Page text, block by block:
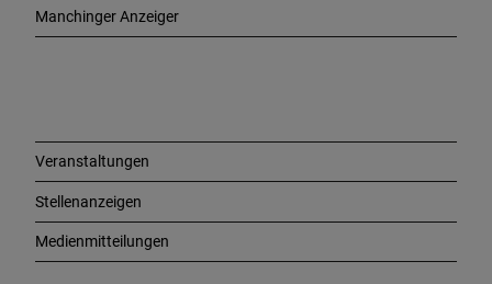
Manchinger Anzeiger
Veranstaltungen
Stellenanzeigen
Medienmitteilungen